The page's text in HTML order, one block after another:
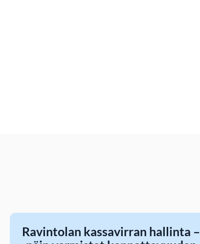
Ravintolan kassavirran hallinta –